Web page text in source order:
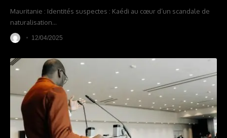
Mauritanie : Identités suspectes : Kaédi au cœur d’un scandale de
naturalisation…
12/04/2025